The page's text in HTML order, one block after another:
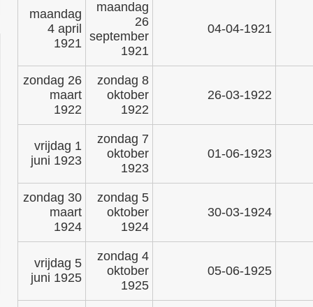
maandag
4 april
1921
maandag
26
september
1921
04-04-1921
zondag 26
maart
1922
zondag 8
oktober
1922
26-03-1922
vrijdag 1
juni 1923
zondag 7
oktober
1923
01-06-1923
zondag 30
maart
1924
zondag 5
oktober
1924
30-03-1924
vrijdag 5
juni 1925
zondag 4
oktober
1925
05-06-1925